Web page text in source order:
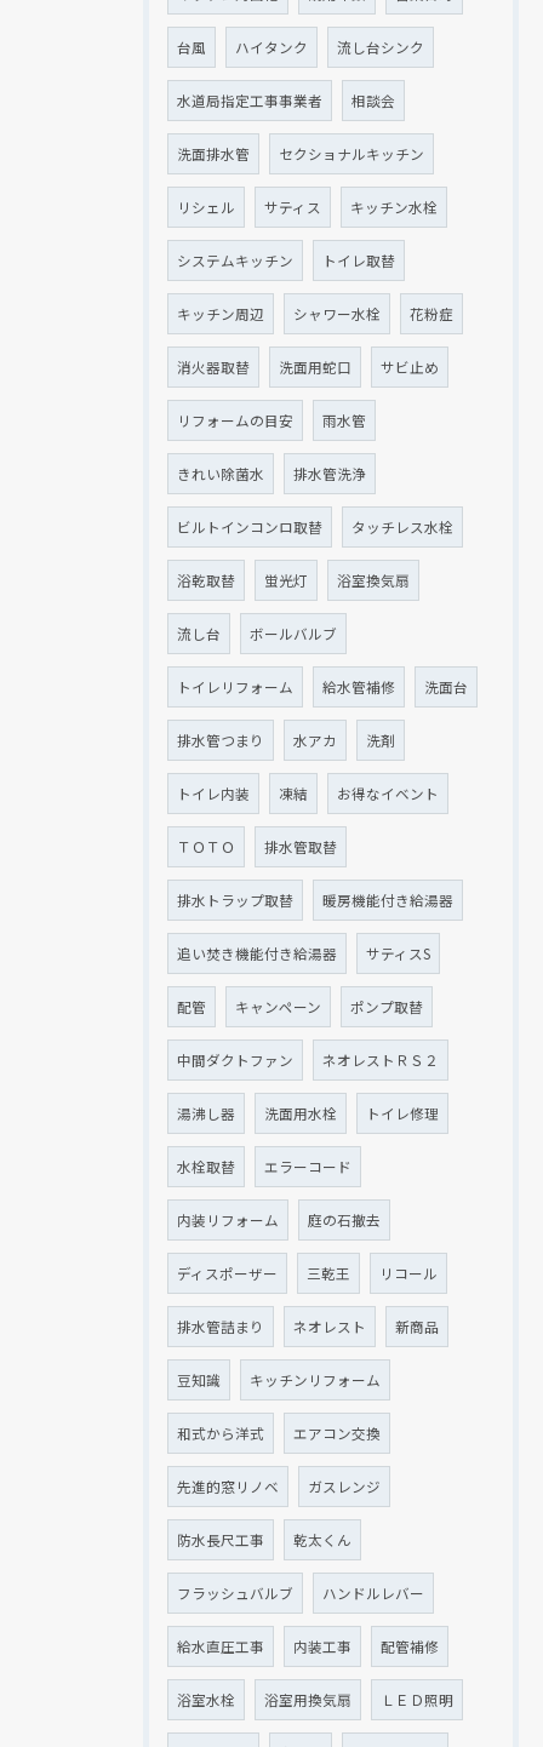
台風 ハイタンク 流し台シンク
水道局指定工事事業者 相談会
洗面排水管 セクショナルキッチン
リシェル サティス キッチン水栓
システムキッチン トイレ取替
キッチン周辺 シャワー水栓 花粉症
消火器取替 洗面用蛇口 サビ止め
リフォームの目安 雨水管
きれい除菌水 排水管洗浄
ビルトインコンロ取替 タッチレス水栓
浴乾取替 蛍光灯 浴室換気扇
流し台 ボールバルブ
トイレリフォーム 給水管補修 洗面台
排水管つまり 水アカ 洗剤
トイレ内装 凍結 お得なイベント
ＴＯＴＯ 排水管取替
排水トラップ取替 暖房機能付き給湯器
追い焚き機能付き給湯器 サティスS
配管 キャンペーン ポンプ取替
中間ダクトファン ネオレストＲＳ２
湯沸し器 洗面用水栓 トイレ修理
水栓取替 エラーコード
内装リフォーム 庭の石撤去
ディスポーザー 三乾王 リコール
排水管詰まり ネオレスト 新商品
豆知識 キッチンリフォーム
和式から洋式 エアコン交換
先進的窓リノベ ガスレンジ
防水長尺工事 乾太くん
フラッシュバルブ ハンドルレバー
給水直圧工事 内装工事 配管補修
浴室水栓 浴室用換気扇 ＬＥＤ照明